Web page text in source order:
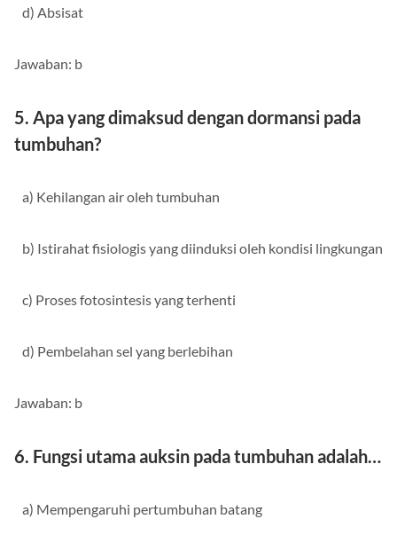
d) Absisat
Jawaban: b
5. Apa yang dimaksud dengan dormansi pada
tumbuhan?
a) Kehilangan air oleh tumbuhan
b) Istirahat fisiologis yang diinduksi oleh kondisi lingkungan
c) Proses fotosintesis yang terhenti
d) Pembelahan sel yang berlebihan
Jawaban: b
6. Fungsi utama auksin pada tumbuhan adalah…
a) Mempengaruhi pertumbuhan batang